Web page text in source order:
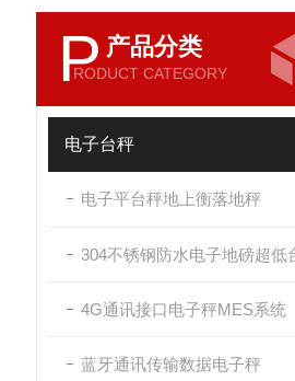
P 产品分类
RODUCT CATEGORY
电子台秤
电子平台秤地上衡落地秤
4G通讯接口电子秤MES系统
蓝牙通讯传输数据电子秤